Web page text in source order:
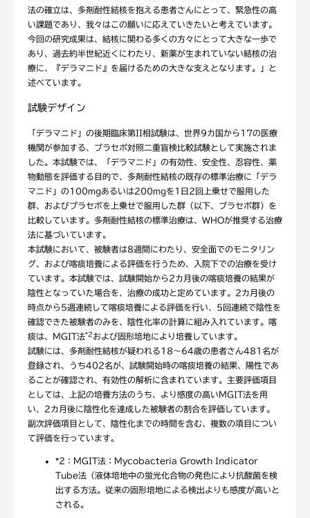
法の確立は、多剤耐性結核を抱える患者さんにとって、緊急性の高
い課題であり、我々はこの願いに応えていきたいと考えています。
今回の研究成果は、結核に関わる多くの方々にとって大きな一歩で
あり、過去約半世紀近くにわたり、新薬が生まれていない結核の治
療に、『デラマニド』を届けるための大きな支えとなります。」と
述べています。
試験デザイン
「デラマニド」の後期臨床第II相試験は、世界9カ国から17の医療
機関が参加する、プラセボ対照二重盲検比較試験として実施されま
した。本試験では、「デラマニド」の有効性、安全性、忍容性、薬
物動態を評価する目的で、多剤耐性結核の既存の標準治療に「デラ
マニド」の100mgあるいは200mgを1日2回上乗せで服用した
群、およびプラセボを上乗せで服用した群（以下、プラセボ群）を
比較しています。多剤耐性結核の標準治療は、WHOが推奨する治療
法に基づいています。
本試験において、被験者は8週間にわたり、安全面でのモニタリン
グ、および喀痰培養による評価を行うため、入院下での治療を受け
ています。本試験では、試験開始から2カ月後の喀痰培養の結果が
陰性となっていた場合を、治療の成功と定めています。2カ月後の
時点から5週連続して喀痰培養による評価を行い、5回連続で陰性を
確認できた被験者のみを、陰性化率の計算に組み入れています。喀
痰は、MGIT法*2 および固形培地により培養しています。
試験には、多剤耐性結核が疑われる18〜64歳の患者さん481名が
登録され、うち402名が、試験開始時の喀痰培養の結果、陽性であ
ることが確認され、有効性の解析に含まれています。主要評価項目
としては、上記の培養方法のうち、より感度の高いMGIT法を用
い、2カ月後に陰性化を達成した被験者の割合を評価しています。
副次評価項目として、陰性化までの時間を含む、複数の項目につい
て評価を行っています。
*2： MGIT法：Mycobacteria Growth Indicator
Tube法（液体培地中の蛍光化合物の発色により抗酸菌を検
出する方法。従来の固形培地による検出よりも感度が高いと
される。